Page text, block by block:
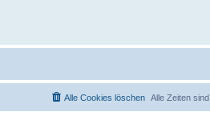
Alle Zeiten sind
Alle Cookies löschen